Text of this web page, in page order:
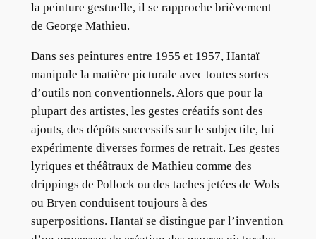
la peinture gestuelle, il se rapproche brièvement
de George Mathieu.
Dans ses peintures entre 1955 et 1957, Hantaï
manipule la matière picturale avec toutes sortes
d’outils non conventionnels. Alors que pour la
plupart des artistes, les gestes créatifs sont des
ajouts, des dépôts successifs sur le subjectile, lui
expérimente diverses formes de retrait. Les gestes
lyriques et théâtraux de Mathieu comme des
drippings de Pollock ou des taches jetées de Wols
ou Bryen conduisent toujours à des
superpositions. Hantaï se distingue par l’invention